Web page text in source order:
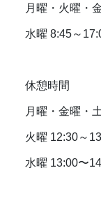
月曜・火曜・
水曜 8:45～
休憩時間
月曜・金曜・
火曜 12:30～
水曜 13:00〜